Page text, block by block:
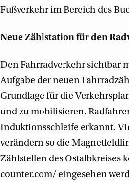
Fußverkehr im Bereich des
Neue Zählstation für den
Den Fahrradverkehr sichtbar
Aufgabe der neuen
Grundlage für die
und zu mobilisieren.
Induktionsschleife erkannt.
verändern so die
Zählstellen des Ostalbkreises
counter.com/ eingesehen